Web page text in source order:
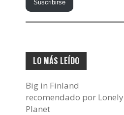
correo
electrónico…
Suscribirse
LO MÁS LEÍDO
Big in Finland
recomendado por Lonely
Planet